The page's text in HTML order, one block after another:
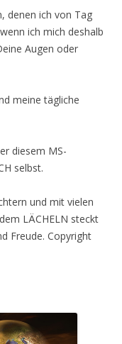
denen ich von Tag
ich mich deshalb
Augen oder
meine tägliche
diesem MS-
selbst.
und mit vielen
LÄCHELN steckt
Freude. Copyright